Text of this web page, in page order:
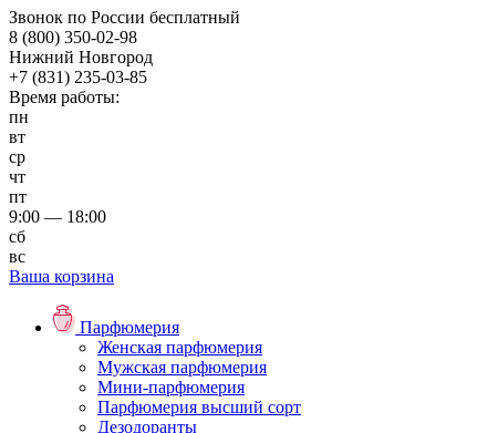
Звонок по России бесплатный
8 (800) 350-02-98
Нижний Новгород
+7 (831) 235-03-85
Время работы:
пн
вт
ср
чт
пт
9:00 — 18:00
сб
вс
Ваша корзина
Парфюмерия
Женская парфюмерия
Мужская парфюмерия
Мини-парфюмерия
Парфюмерия высший сорт
Дезодоранты